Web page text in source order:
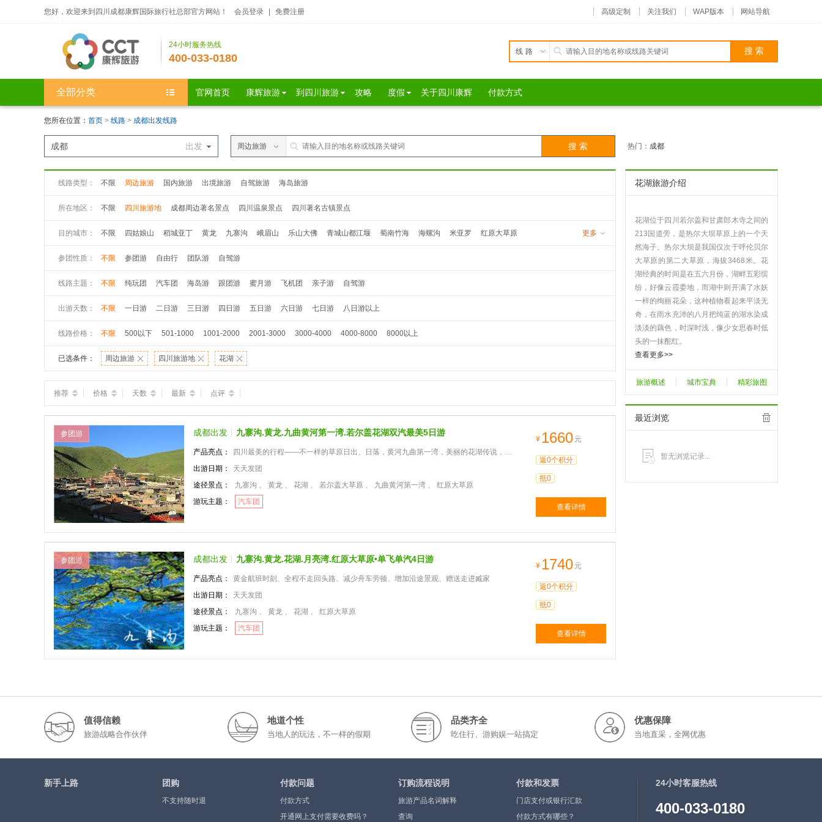
您好，欢迎来到四川成都康辉国际旅行社总部官方网站！ 会员登录 免费注册 高级定制 关注我们 WAP版本 网站导航
24小时服务热线
400-033-0180
线路
全部分类 官网首页 康辉旅游 到四川旅游 攻略 度假 关于四川康辉 付款方式
您所在位置： 首页 > 线路 > 成都出发线路
出发
成都 周边旅游 热门： 成都
线路类型： 不限 周边旅游 国内旅游 出境旅游 自驾旅游 海岛旅游
所在地区： 不限 四川旅游地 成都周边著名景点 四川温泉景点 四川著名古镇景点
目的城市： 不限 四姑娘山 稻城亚丁 黄龙 九寨沟 峨眉山 乐山大佛 青城山都江堰 蜀南竹海 海螺沟 米亚罗
红原大草原
丹巴
更多
参团性质： 不限 参团游 自由行 团队游 自驾游
线路主题： 不限 纯玩团 汽车团 海岛游 跟团游 蜜月游 飞机团 亲子游 自驾游
出游天数： 不限 一日游 二日游 三日游 四日游 五日游 六日游 七日游 八日游以上
线路价格： 不限 500以下 501-1000 1001-2000 2001-3000 3000-4000 4000-8000 8000以上
已选条件： 周边旅游 四川旅游地 花湖
推荐 价格 天数 最新 点评
参团游 成都出发 九寨沟.黄龙.九曲黄河第一湾.若尔盖花湖双汽最美5日游
产品亮点：
四川最美的行程——不一样的草原日出、日落，黄河九曲第一湾，美丽的花湖传说，九寨沟，黄龙，特色藏寨、羌寨。
出游日期：
天天发团
途径景点：
九寨沟 、 黄龙 、 花湖 、 若尔盖大草原 、 九曲黄河第一湾 、 红原大草原
游玩主题：
汽车团
¥ 1660 元
返0个积分
抵0
查看详情
参团游 成都出发 九寨沟.黄龙.花湖.月亮湾.红原大草原•单飞单汽4日游
产品亮点：
黄金航班时刻、全程不走回头路、减少舟车劳顿、增加沿途景观、赠送走进臧家
出游日期：
天天发团
途径景点：
九寨沟 、 黄龙 、 花湖 、 红原大草原
游玩主题：
汽车团
¥ 1740 元
返0个积分
抵0
查看详情
花湖旅游介绍
花湖位于四川若尔盖和甘肃郎木寺之间的
213国道旁，是热尔大坝草原上的一个天
然海子。热尔大坝是我国仅次于呼伦贝尔
大草原的第二大草原，海拔3468米。花
湖经典的时间是在五六月份，湖畔五彩缤
纷，好像云霞委地，而湖中则开满了水妖
一样的绚丽花朵，这种植物看起来平淡无
奇，在雨水充沛的八月把纯蓝的湖水染成
淡淡的藕色，时深时浅，像少女思春时低
头的一抹酡红。
查看更多>>
旅游概述 城市宝典 精彩旅图
最近浏览
暂无浏览记录...
值得信赖
旅游战略合作伙伴
地道个性
当地人的玩法，不一样的假期
品类齐全
吃住行、游购娱一站搞定
优惠保障
当地直采，全网优惠
新手上路 团购
不支持随时退
付款问题
付款方式
开通网上支付需要收费吗？
订购流程说明
旅游产品名词解释
查询
付款和发票
门店支付或银行汇款
付款方式有哪些？
24小时客服热线
400-033-0180